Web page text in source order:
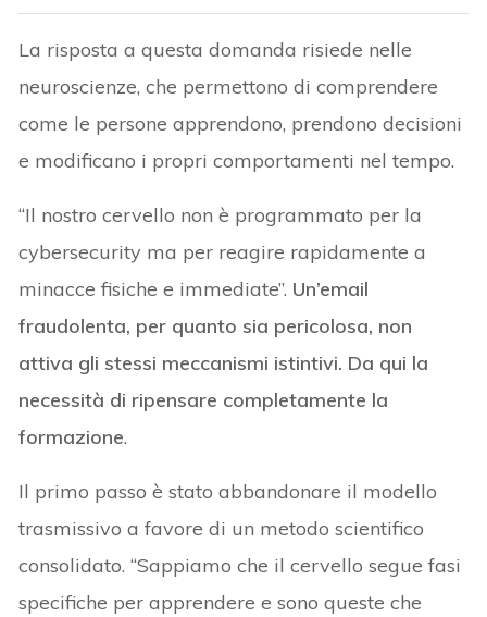
La risposta a questa domanda risiede nelle
neuroscienze, che permettono di comprendere
come le persone apprendono, prendono decisioni
e modificano i propri comportamenti nel tempo.
“Il nostro cervello non è programmato per la
cybersecurity ma per reagire rapidamente a
minacce fisiche e immediate”. Un’email
fraudolenta, per quanto sia pericolosa, non
attiva gli stessi meccanismi istintivi. Da qui la
necessità di ripensare completamente la
formazione.
Il primo passo è stato abbandonare il modello
trasmissivo a favore di un metodo scientifico
consolidato. “Sappiamo che il cervello segue fasi
specifiche per apprendere e sono queste che